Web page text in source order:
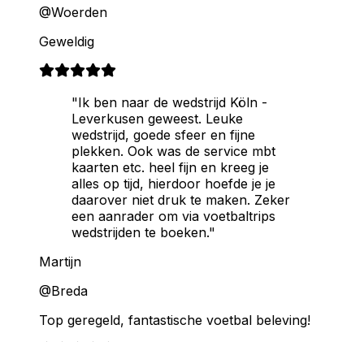
@Woerden
Geweldig
"Ik ben naar de wedstrijd Köln -
Leverkusen geweest. Leuke
wedstrijd, goede sfeer en fijne
plekken. Ook was de service mbt
kaarten etc. heel fijn en kreeg je
alles op tijd, hierdoor hoefde je je
daarover niet druk te maken. Zeker
een aanrader om via voetbaltrips
wedstrijden te boeken."
Martijn
@Breda
Top geregeld, fantastische voetbal beleving!